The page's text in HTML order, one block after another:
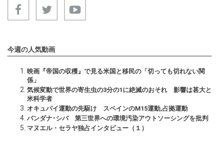
今週の人気動画
映画『帝国の収穫』で見る米国と移民の「切っても切れない関
係」
気候変動で世界の寄生虫の3分の1に絶滅のおそれ 影響は甚大と
米科学者
オキュパイ運動の先駆け スペインのM15運動,占拠運動
バンダナ･シバ 第三世界への環境汚染アウトソーシングを批判
マヌエル・セラヤ独占インタビュー（１）